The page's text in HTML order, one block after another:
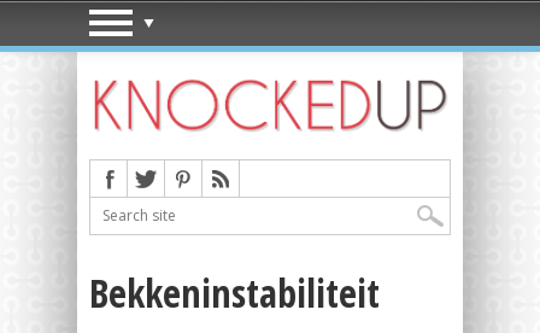
Bekkeninstabiliteit